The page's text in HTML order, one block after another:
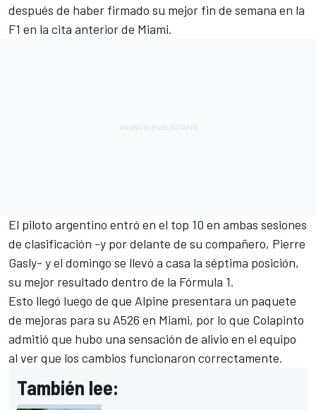
después de haber firmado su mejor fin de semana en la
F1 en la cita anterior de Miami.
El piloto argentino entró en el top 10 en ambas sesiones
de clasificación -y por delante de su compañero, Pierre
Gasly- y el domingo se llevó a casa la séptima posición,
su mejor resultado dentro de la Fórmula 1.
Esto llegó luego de que Alpine presentara un paquete
de mejoras para su A526 en Miami, por lo que Colapinto
admitió que hubo una sensación de alivio en el equipo
al ver que los cambios funcionaron correctamente.
También lee: